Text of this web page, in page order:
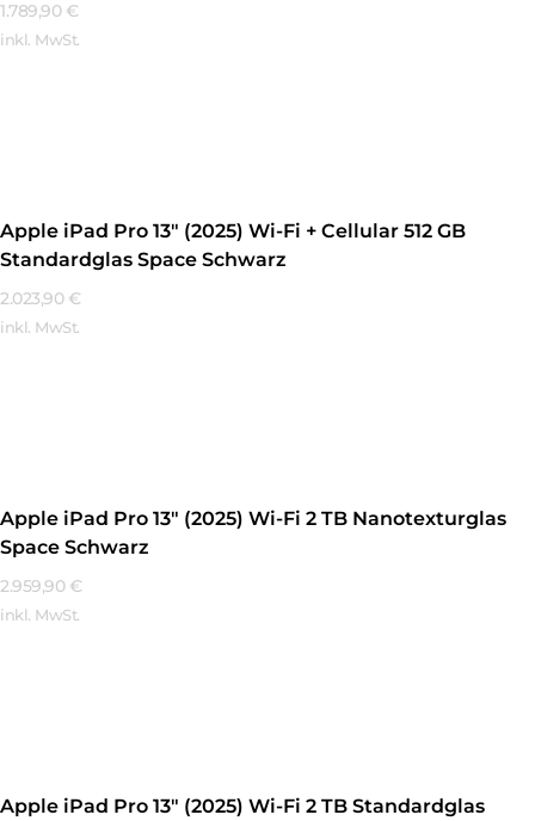
1.789,90 €
inkl. MwSt.
Apple iPad Pro 13″ (2025) Wi-Fi + Cellular 512 GB
Standardglas Space Schwarz
2.023,90 €
inkl. MwSt.
Apple iPad Pro 13″ (2025) Wi-Fi 2 TB Nanotexturglas
Space Schwarz
2.959,90 €
inkl. MwSt.
Apple iPad Pro 13″ (2025) Wi-Fi 2 TB Standardglas